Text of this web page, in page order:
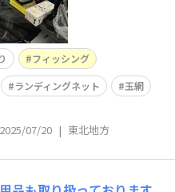
フィッシング
ランディングネット 玉網
2025/07/20 | 東北地方